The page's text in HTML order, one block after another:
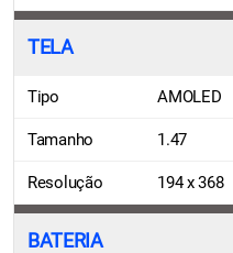
TELA
Tipo AMOLED
Tamanho 1.47
Resolução 194 x 368
BATERIA